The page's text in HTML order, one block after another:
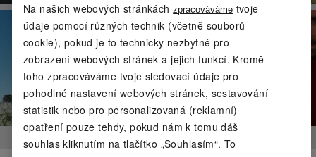
Na našich webových stránkáchzpracováváme tvoje
údaje pomocí různých technik (včetně souborů
cookie), pokud je to technicky nezbytné pro
zobrazení webových stránek a jejich funkcí. Kromě
toho zpracováváme tvoje sledovací údaje pro
pohodlné nastavení webových stránek, sestavování
statistik nebo pro personalizovaná (reklamní)
opatření pouze tehdy, pokud nám k tomu dáš
souhlas kliknutím na tlačítko „Souhlasím“. To